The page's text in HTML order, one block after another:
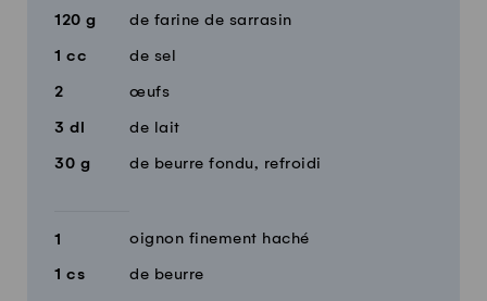
Quantité Ingrédients
120 g de farine de sarrasin
1 cc de sel
2 œufs
3 dl de lait
30 g de beurre fondu, refroidi
1 oignon finement haché
1 cs de beurre